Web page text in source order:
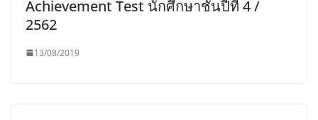
Achievement Test นักศึกษาชั้นปีที่ 4 /
2562
13/08/2019